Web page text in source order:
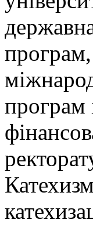
програм,
програм